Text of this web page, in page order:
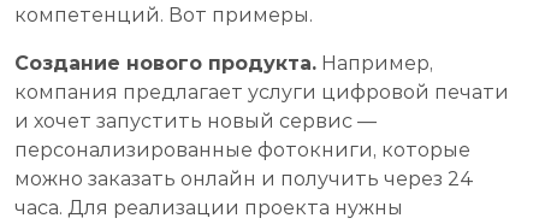
компетенций. Вот примеры.
Создание нового продукта. Например,
компания предлагает услуги цифровой печати
и хочет запустить новый сервис —
персонализированные фотокниги, которые
можно заказать онлайн и получить через 24
часа. Для реализации проекта нужны